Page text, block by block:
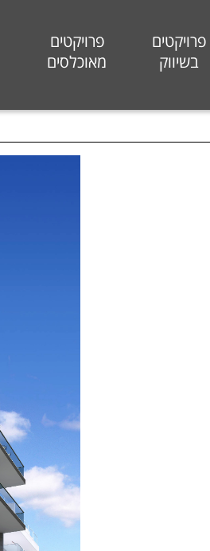
פרויקטים
בשיווק
פרויקטים
מאוכלסים